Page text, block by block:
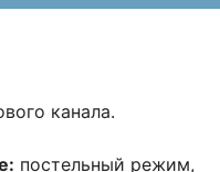
канала.
постельный режим,